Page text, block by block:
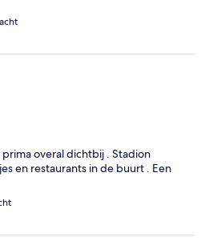
overal dichtbij . Stadion
en restaurants in de buurt . Een